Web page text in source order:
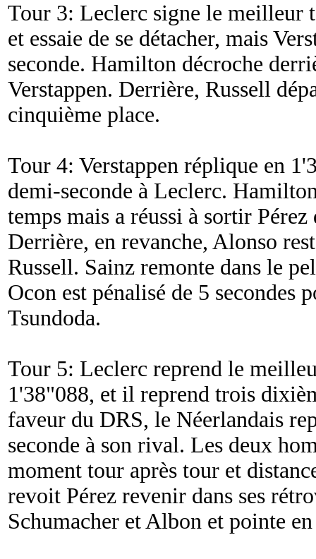
Tour 3: Leclerc signe le meilleur
et essaie de se détacher, mais
seconde. Hamilton décroche
Verstappen. Derrière, Russell
cinquième place.
Tour 4: Verstappen réplique en
demi-seconde à Leclerc.
temps mais a réussi à sortir Pérez
Derrière, en revanche, Alonso
Russell. Sainz remonte dans le
Ocon est pénalisé de 5 secondes
Tsundoda.
Tour 5: Leclerc reprend le
1'38"088, et il reprend trois
faveur du DRS, le Néerlandais
seconde à son rival. Les deux
moment tour après tour et
revoit Pérez revenir dans ses
Schumacher et Albon et pointe